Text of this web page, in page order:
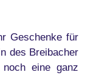
Geschenke für
des Breibacher
eine ganz